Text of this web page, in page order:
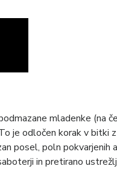
mladenke (na
je odločen korak v bitki
posel, poln
in pretirano